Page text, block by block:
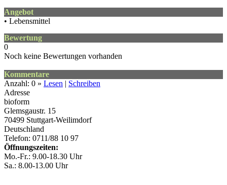
Angebot
• Lebensmittel
Bewertung
0
Noch keine Bewertungen vorhanden
Kommentare
Anzahl: 0 » Lesen | Schreiben
Adresse
bioform
Glemsgaustr. 15
70499 Stuttgart-Weilimdorf
Deutschland
Telefon: 0711/88 10 97
Öffnungszeiten:
Mo.-Fr.: 9.00-18.30 Uhr
Sa.: 8.00-13.00 Uhr